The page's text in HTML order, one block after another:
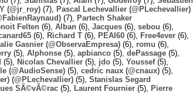
(@jr_roy) (7),
Pascal Lechevallier (@PLechevallier)
(7),
Partech Shaker
Felten (6), Alban (6), Jacques (6), sebou (6),
(6), Richard T (6), PEAI60 (6), Free4ever (6),
Gasnier (@ObservaEmpresa) (6), romu (6),
(5), Alphonse (5), apbianco (5), dePassage (5),
(5), Nicolas Chevallier (5), jdo (5), Youssef(5),
(@AudioSense) (5), cedric naux (@cnaux) (5),
(@PLechevallier) (5), Stanislas Segard
SÃ©vÃ©rac (5), Laurent Fournier (5),
Pierre